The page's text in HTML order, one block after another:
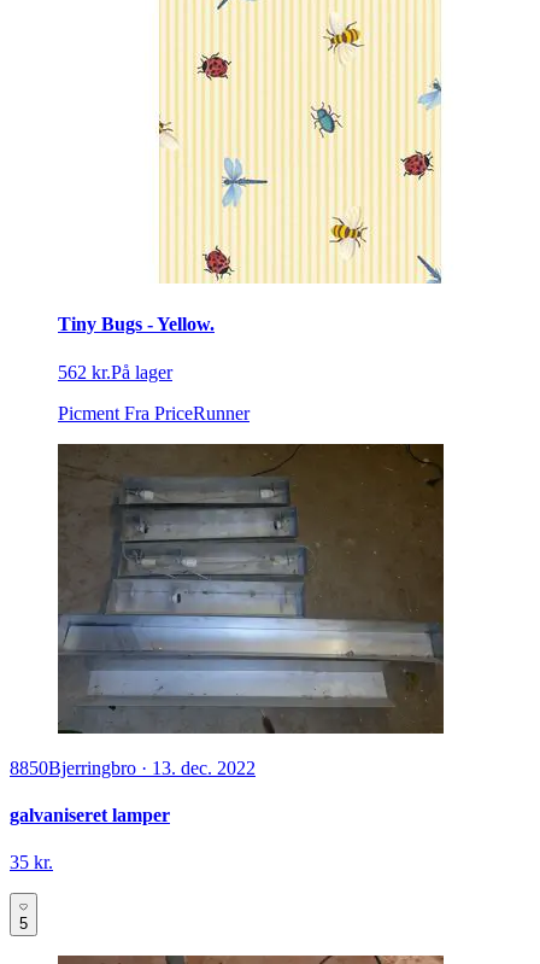
Tiny Bugs - Yellow.
562 kr.På lager
Picment Fra PriceRunner
8850Bjerringbro · 13. dec. 2022
galvaniseret lamper
35 kr.
5